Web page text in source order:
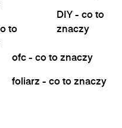
to
DIY - co to
znaczy
ofc - co to znaczy
foliarz - co to znaczy